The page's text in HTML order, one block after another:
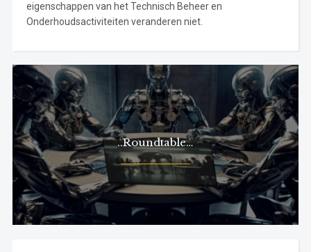
eigenschappen van het Technisch Beheer en
Onderhoudsactiviteiten veranderen niet.
..Roundtable…